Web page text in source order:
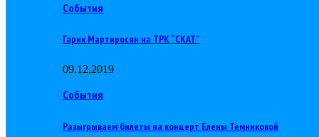
События
Гарик Мартиросян на ТРК “СКАТ”
09.12.2019
События
Разыгрываем билеты на концерт Елены Темниковой